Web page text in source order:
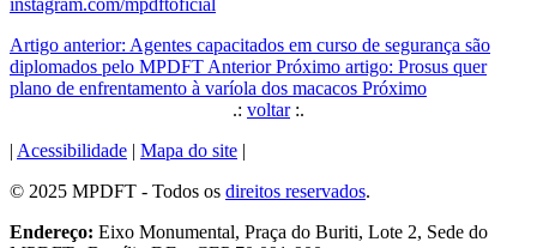
Artigo anterior: Agentes capacitados em curso de segurança são
diplomados pelo MPDFT Anterior Próximo artigo: Prosus quer
plano de enfrentamento à varíola dos macacos Próximo
.: voltar:.
| Acessibilidade | Mapa do site |
© 2025 MPDFT - Todos os direitos reservados.
Endereço: Eixo Monumental, Praça do Buriti, Lote 2, Sede do